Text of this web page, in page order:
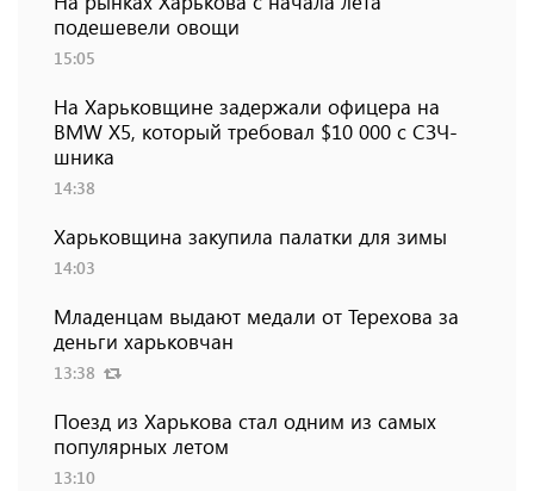
подешевели овощи
15:05
На Харьковщине задержали офицера на
BMW Х5, который требовал $10 000 с СЗЧ-
шника
14:38
Харьковщина закупила палатки для зимы
14:03
Младенцам выдают медали от Терехова за
деньги харьковчан
13:38
Поезд из Харькова стал одним из самых
популярных летом
13:10